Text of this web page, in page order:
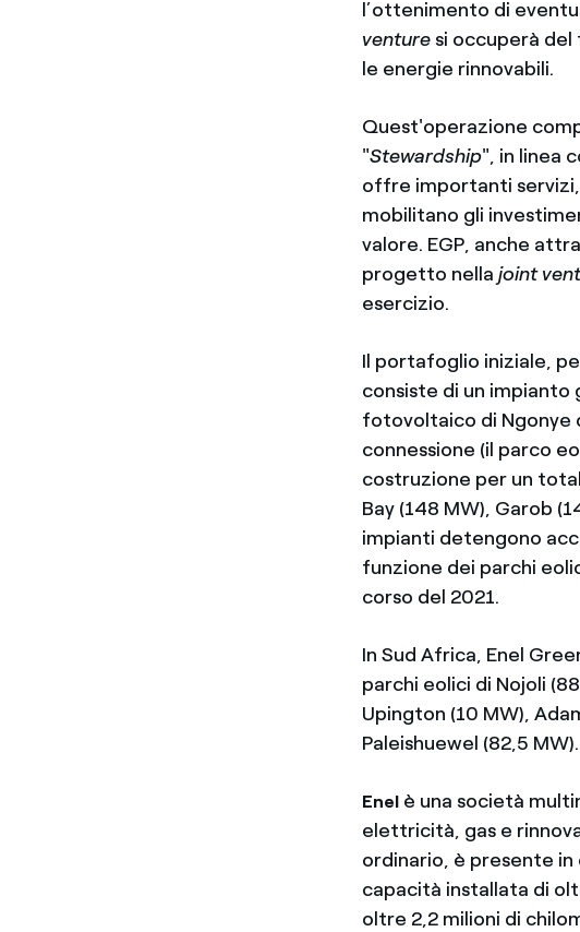
l’ottenimento di
venturesi occuperà
le energie rinnovabili.
Quest'operazione
"Stewardship", in linea
offre importanti
mobilitano gli
valore. EGP, anche
progetto nellajoint
esercizio.
Il portafoglio iniziale,
consiste di un
fotovoltaico di Ngonye
connessione (il parco
costruzione per un
Bay (148 MW), Garob
impianti detengono
funzione dei parchi
corso del 2021.
In Sud Africa, Enel
parchi eolici di Nojoli
Upington (10 MW),
Paleishuewel (82,5 MW).
Enel è una società
elettricità, gas e
ordinario, è presente
capacità installata di
oltre 2,2 milioni di